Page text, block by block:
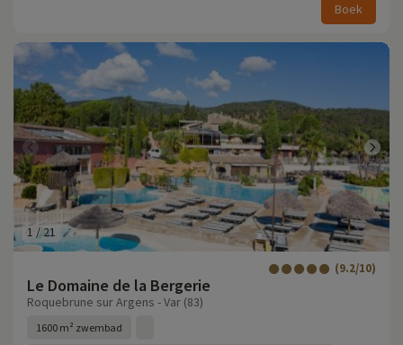
Boek
1 /21
Le Domaine de la Bergerie
(9.2/10)
Roquebrune sur Argens - Var (83)
1600 m² zwembad